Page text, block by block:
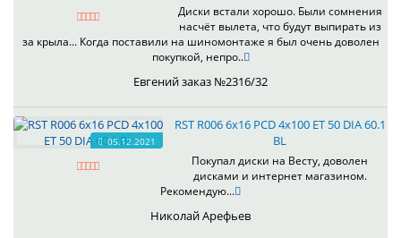
Диски встали хорошо. Были сомнения
насчёт вылета, что будут выпирать из
за крыла... Когда поставили на шиномонтаже я был очень доволен
покупкой, непро..
Евгений заказ №2316/32
05.12.2021
RST R006 6x16 PCD 4x100 ET 50 DIA 60.1
BL
Покупал диски на Весту, доволен
дисками и интернет магазином.
Рекомендую...
Николай Арефьев